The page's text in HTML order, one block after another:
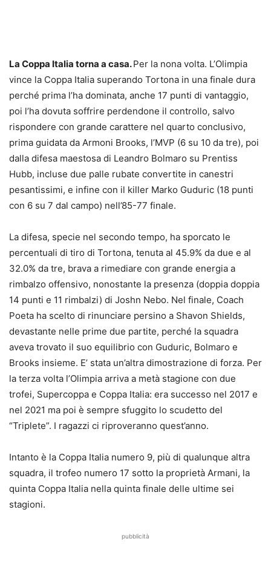
La Coppa Italia torna a casa.Per la nona volta. L’Olimpia
vince la Coppa Italia superando Tortona in una finale dura
perché prima l’ha dominata, anche 17 punti di vantaggio,
poi l’ha dovuta soffrire perdendone il controllo, salvo
rispondere con grande carattere nel quarto conclusivo,
prima guidata da Armoni Brooks, l’MVP (6 su 10 da tre), poi
dalla difesa maestosa di Leandro Bolmaro su Prentiss
Hubb, incluse due palle rubate convertite in canestri
pesantissimi, e infine con il killer Marko Guduric (18 punti
con 6 su 7 dal campo) nell’85-77 finale.
La difesa, specie nel secondo tempo, ha sporcato le
percentuali di tiro di Tortona, tenuta al 45.9% da due e al
32.0% da tre, brava a rimediare con grande energia a
rimbalzo offensivo, nonostante la presenza (doppia doppia
14 punti e 11 rimbalzi) di Joshn Nebo. Nel finale, Coach
Poeta ha scelto di rinunciare persino a Shavon Shields,
devastante nelle prime due partite, perché la squadra
aveva trovato il suo equilibrio con Guduric, Bolmaro e
Brooks insieme. E’ stata un’altra dimostrazione di forza. Per
la terza volta l’Olimpia arriva a metà stagione con due
trofei, Supercoppa e Coppa Italia: era successo nel 2017 e
nel 2021 ma poi è sempre sfuggito lo scudetto del
“Triplete”. I ragazzi ci riproveranno quest’anno.
Intanto è la Coppa Italia numero 9, più di qualunque altra
squadra, il trofeo numero 17 sotto la proprietà Armani, la
quinta Coppa Italia nella quinta finale delle ultime sei
stagioni.
pubblicità